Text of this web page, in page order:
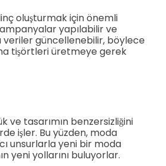
oluşturmak için önemli
yapılabilir ve
veriler güncellenebilir, böylece
tişörtleri üretmeye gerek
ve tasarımın benzersizliğini
işler. Bu yüzden, moda
unsurlarla yeni bir moda
yeni yollarını buluyorlar.